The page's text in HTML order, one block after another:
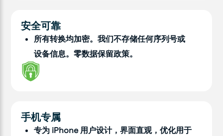
安全可靠
所有转换均加密。我们不存储任何序列号或
设备信息。零数据保留政策。
手机专属
专为 iPhone 用户设计，界面直观，优化用于